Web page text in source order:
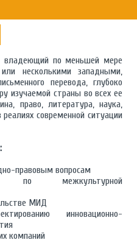
владеющий по меньшей мере
несколькими западными,
перевода, глубоко
изучаемой страны во всех ее
право, литература, наука,
современной ситуации
правовым вопросам
по межкультурной
МИД
инновационно-
компаний